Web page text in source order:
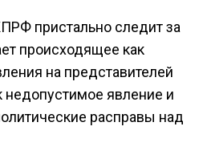
пристально следит за
происходящее как
на представителей
недопустимое явление и
расправы над